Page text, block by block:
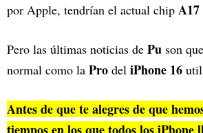
por Apple, tendrían el actual chip
Pero las últimas noticias de Pu son
normal como la Pro del iPhone 16
Antes de que te alegres de que